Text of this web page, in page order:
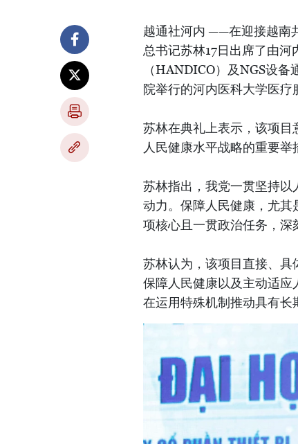
越通社河内 ——在迎接越南
总书记苏林17日出席了由
（HANDICO）及NGS设
院举行的河内医科大学医疗
苏林在典礼上表示，该项
人民健康水平战略的重要举
苏林指出，我党一贯坚持
动力。保障人民健康，尤
项核心且一贯政治任务，深
苏林认为，该项目直接、具
保障人民健康以及主动适
在运用特殊机制推动具有长